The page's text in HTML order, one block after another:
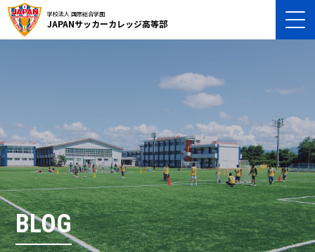
学校法人 国際総合学園
JAPANサッカーカレッジ高等部
BLOG